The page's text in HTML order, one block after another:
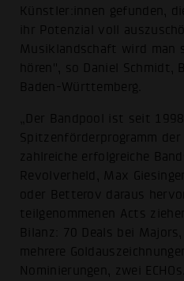
Künstler:innen gefunden,
ihr Potenzial voll
Musiklandschaft wird man
hören", so Daniel Schmidt,
Baden-Württemberg.
„Der Bandpool ist seit
Spitzenförderprogramm der
zahlreiche erfolgreiche
Revolverheld, Max
oder Betterov daraus
teilgenommenen Acts
Bilanz: 70 Deals bei
mehrere
Nominierungen, zwei